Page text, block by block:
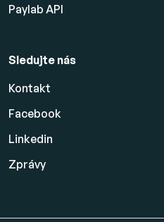
Paylab API
Sledujte nás
Kontakt
Facebook
Linkedin
Zprávy